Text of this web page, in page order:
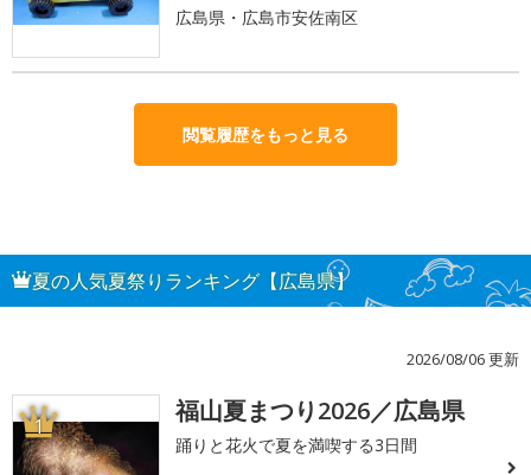
広島県・広島市安佐南区
閲覧履歴をもっと見る
夏の人気夏祭りランキング【広島県】
2026/08/06 更新
1 福山夏まつり2026／広島県
踊りと花火で夏を満喫する3日間